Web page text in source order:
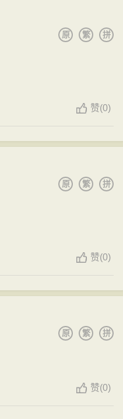
拼
繁
原
赞(0)
拼
繁
原
赞(0)
拼
繁
原
赞(0)